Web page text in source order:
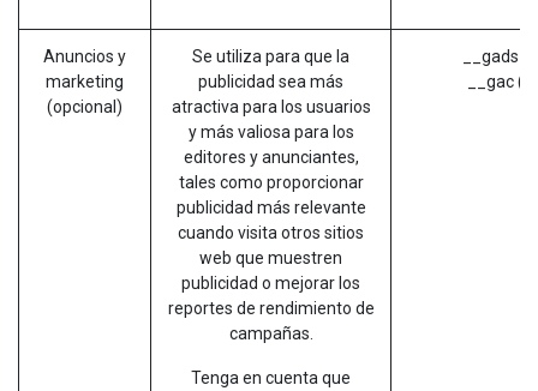
Anuncios y
marketing
(opcional)
Se utiliza para que la
publicidad sea más
atractiva para los usuarios
y más valiosa para los
editores y anunciantes,
tales como proporcionar
publicidad más relevante
cuando visita otros sitios
web que muestren
publicidad o mejorar los
reportes de rendimiento de
campañas.
Tenga en cuenta que
__gads
__gac